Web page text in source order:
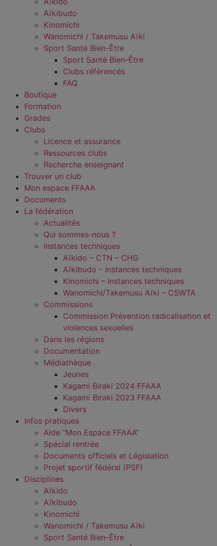
Aïkibudo
Kinomichi
Wanomichi / Takemusu Aïki
Sport Santé Bien-Être
Sport Santé Bien-Être
Clubs référencés
FAQ
Boutique
Formation
Grades
Clubs
Licence et assurance
Ressources clubs
Recherche enseignant
Trouver un club
Mon espace FFAAA
Documents
La fédération
Actualités
Qui sommes-nous ?
Instances techniques
Aïkido – CTN – CHG
Aïkibudo – Instances techniques
Kinomichi – Instances techniques
Wanomichi/Takemusu Aïki – CSWTA
Commissions
Commission Prévention radicalisation et
violences sexuelles
Dans les régions
Documentation
Médiathèque
Jeunes
Kagami Biraki 2024 FFAAA
Kagami Biraki 2023 FFAAA
Divers
Infos pratiques
Aide “Mon Espace FFAAA”
Spécial rentrée
Documents officiels et Législation
Projet sportif fédéral (PSF)
Disciplines
Aïkido
Aïkibudo
Kinomichi
Wanomichi / Takemusu Aïki
Sport Santé Bien-Être